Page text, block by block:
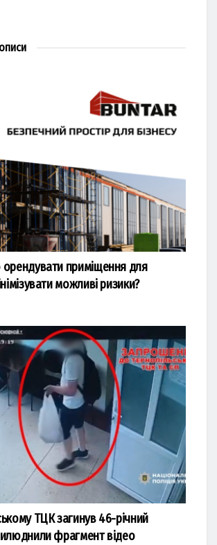
приміщення для
можливі ризики?
ТЦК загинув 46-річний
фрагмент відео